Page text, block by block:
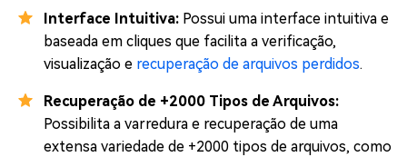
Interface Intuitiva: Possui uma interface intuitiva e
baseada em cliques que facilita a verificação,
visualização e recuperação de arquivos perdidos.
Recuperação de +2000 Tipos de Arquivos:
Possibilita a varredura e recuperação de uma
extensa variedade de +2000 tipos de arquivos, como